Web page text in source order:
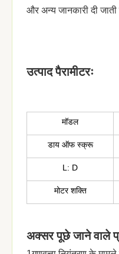
और अन्य जानकारी दी
उत्पाद पैरामीटरः
मॉडल
डाय ऑफ स्क्रू
L: D
मोटर शक्ति
अक्सर पूछे जाने वाले